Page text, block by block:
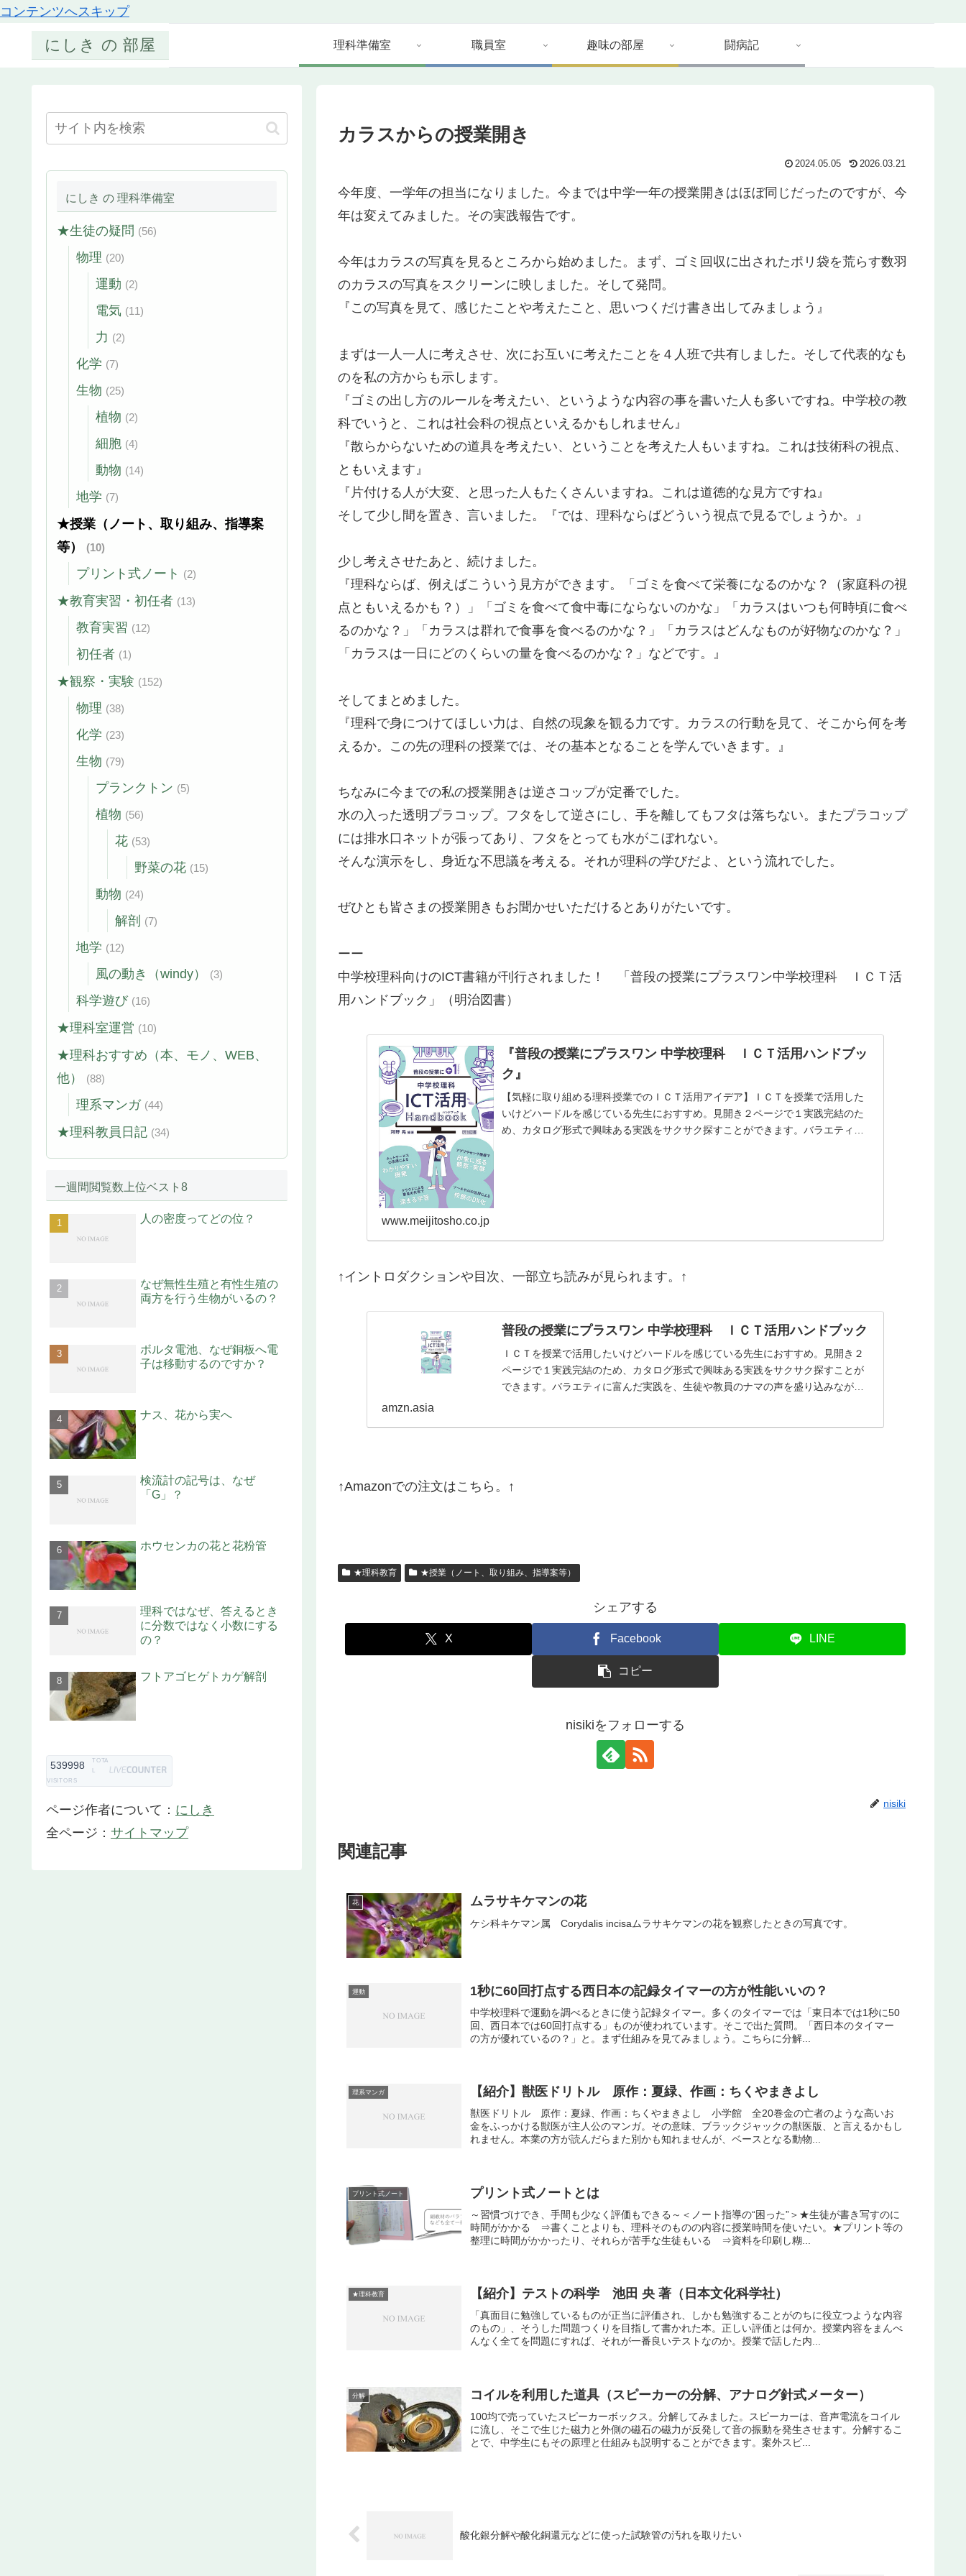
コンテンツへスキップ
にしき の 部屋 理科準備室 職員室 趣味の部屋 闘病記
カラスからの授業開き
2024.05.05 2026.03.21
今年度、一学年の担当になりました。今までは中学一年の授業開きはほぼ同じだったのですが、今
年は変えてみました。その実践報告です。
今年はカラスの写真を見るところから始めました。まず、ゴミ回収に出されたポリ袋を荒らす数羽
のカラスの写真をスクリーンに映しました。そして発問。
『この写真を見て、感じたことや考えたこと、思いつくだけ書き出してみましょう』
まずは一人一人に考えさせ、次にお互いに考えたことを４人班で共有しました。そして代表的なも
のを私の方からも示します。
『ゴミの出し方のルールを考えたい、というような内容の事を書いた人も多いですね。中学校の教
科でいうと、これは社会科の視点といえるかもしれません』
『散らからないための道具を考えたい、ということを考えた人もいますね。これは技術科の視点、
ともいえます』
『片付ける人が大変、と思った人もたくさんいますね。これは道徳的な見方ですね』
そして少し間を置き、言いました。『では、理科ならばどういう視点で見るでしょうか。』
少し考えさせたあと、続けました。
『理科ならば、例えばこういう見方ができます。「ゴミを食べて栄養になるのかな？（家庭科の視
点ともいえるかも？）」「ゴミを食べて食中毒にならないのかな」「カラスはいつも何時頃に食べ
るのかな？」「カラスは群れで食事を食べるのかな？」「カラスはどんなものが好物なのかな？」
「カラスは一日にどのくらいの量を食べるのかな？」などです。』
そしてまとめました。
『理科で身につけてほしい力は、自然の現象を観る力です。カラスの行動を見て、そこから何を考
えるか。この先の理科の授業では、その基本となることを学んでいきます。』
ちなみに今までの私の授業開きは逆さコップが定番でした。
水の入った透明プラコップ。フタをして逆さにし、手を離してもフタは落ちない。またプラコップ
には排水口ネットが張ってあり、フタをとっても水がこぼれない。
そんな演示をし、身近な不思議を考える。それが理科の学びだよ、という流れでした。
ぜひとも皆さまの授業開きもお聞かせいただけるとありがたいです。
ーー
中学校理科向けのICT書籍が刊行されました！ 「 普段の授業にプラスワン中学校理科 ＩＣＴ活
用ハンドブック 」（明治図書）
『普段の授業にプラスワン 中学校理科 ＩＣＴ活用ハンドブッ
ク』
【気軽に取り組める理科授業でのＩＣＴ活用アイデア】ＩＣＴを授業で活用した
いけどハードルを感じている先生におすすめ。見開き２ページで１実践完結のた
め、カタログ形式で興味ある実践をサクサク探すことができます。バラエティに
www.meijitosho.co.jp
↑イントロダクションや目次、一部立ち読みが見られます。↑
普段の授業にプラスワン 中学校理科 ＩＣＴ活用ハンドブック
ＩＣＴを授業で活用したいけどハードルを感じている先生におすすめ。見開き２
ページで１実践完結のため、カタログ形式で興味ある実践をサクサク探すことが
できます。バラエティに富んだ実践を、生徒や教員のナマの声を盛り込みながら
amzn.asia
↑Amazonでの注文はこちら。↑
★理科教育 ★授業（ノート、取り組み、指導案等）
シェアする
X Facebook LINE
コピー
nisikiをフォローする
nisiki
関連記事
花 ムラサキケマンの花
ケシ科キケマン属 Corydalis incisaムラサキケマンの花を観察したときの写真です。
運動 1秒に60回打点する西日本の記録タイマーの方が性能いいの？
中学校理科で運動を調べるときに使う記録タイマー。多くのタイマーでは「東日本では1秒に50
回、西日本では60回打点する」ものが使われています。そこで出た質問。「西日本のタイマー
の方が優れているの？」と。まず仕組みを見てみましょう。こちらに分解...
理系マンガ 【紹介】獣医ドリトル 原作：夏緑、作画：ちくやまきよし
獣医ドリトル 原作：夏緑、作画：ちくやまきよし 小学館 全20巻金の亡者のような高いお
金をふっかける獣医が主人公のマンガ。その意味、ブラックジャックの獣医版、と言えるかもし
れません。本業の方が読んだらまた別かも知れませんが、ベースとなる動物...
プリント式ノート プリント式ノートとは
～習慣づけでき、手間も少なく評価もできる～＜ノート指導の“困った”＞★生徒が書き写すのに
時間がかかる ⇒書くことよりも、理科そのものの内容に授業時間を使いたい。★プリント等の
整理に時間がかかったり、それらが苦手な生徒もいる ⇒資料を印刷し糊...
★理科教育 【紹介】テストの科学 池田 央 著（日本文化科学社）
「真面目に勉強しているものが正当に評価され、しかも勉強することがのちに役立つような内容
のもの」、そうした問題つくりを目指して書かれた本。正しい評価とは何か。授業内容をまんべ
んなく全てを問題にすれば、それが一番良いテストなのか。授業で話した内...
分解 コイルを利用した道具（スピーカーの分解、アナログ針式メーター）
100均で売っていたスピーカーボックス。分解してみました。スピーカーは、音声電流をコイル
に流し、そこで生じた磁力と外側の磁石の磁力が反発して音の振動を発生させます。分解するこ
とで、中学生にもその原理と仕組みも説明することができます。案外スピ...
酸化銀分解や酸化銅還元などに使った試験管の汚れを取りたい
にしき の 理科準備室
★生徒の疑問 (56)
物理 (20)
運動 (2)
電気 (11)
力 (2)
化学 (7)
生物 (25)
植物 (2)
細胞 (4)
動物 (14)
地学 (7)
★授業（ノート、取り組み、指導案
等）
(10)
プリント式ノート (2)
★教育実習・初任者 (13)
教育実習 (12)
初任者 (1)
★観察・実験 (152)
物理 (38)
化学 (23)
生物 (79)
プランクトン (5)
植物 (56)
花 (53)
野菜の花 (15)
動物 (24)
解剖 (7)
地学 (12)
風の動き（windy） (3)
科学遊び (16)
★理科室運営 (10)
★理科おすすめ（本、モノ、WEB、
他）
(88)
理系マンガ (44)
★理科教員日記 (34)
一週間閲覧数上位ベスト8
人の密度ってどの位？
なぜ無性生殖と有性生殖の
両方を行う生物がいるの？
ボルタ電池、なぜ銅板へ電
子は移動するのですか？
ナス、花から実へ
検流計の記号は、なぜ
「G」？
ホウセンカの花と花粉管
理科ではなぜ、答えるとき
に分数ではなく小数にする
の？
フトアゴヒゲトカゲ解剖
539998
TOTA
L
VISITORS
ページ作者について： にしき
全ページ： サイトマップ